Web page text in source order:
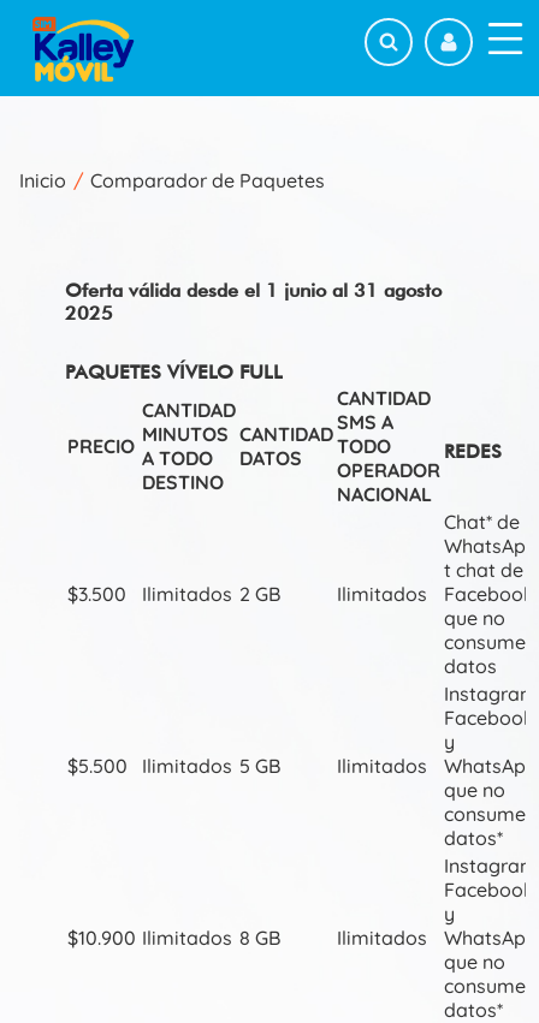
Pasar
contenido
principal
ayuda
navegación
Inicio Comparador de Paquetes
Oferta válida desde el 1 junio al 31 agosto
2025
PAQUETES VÍVELO FULL
PRECIO
CANTIDAD
MINUTOS
A TODO
DESTINO
CANTIDAD
DATOS
CANTIDAD
SMS A
TODO
OPERADOR
NACIONAL
REDES
$3.500 Ilimitados 2 GB Ilimitados
Chat* de
WhatsApp
t chat de
Facebook
que no
consumen
datos
$5.500 Ilimitados 5 GB Ilimitados
Facebook
y
WhatsApp
que no
consume
datos*
$10.900 Ilimitados 8 GB Ilimitados
Facebook
y
WhatsApp
que no
consume
datos*
Suscríbete para tener acceso a beneficios y
Correo
Electrónico
He leído y aceptado la Política de
Protección de datos de
Suma MóvilyKalley
Móvil.